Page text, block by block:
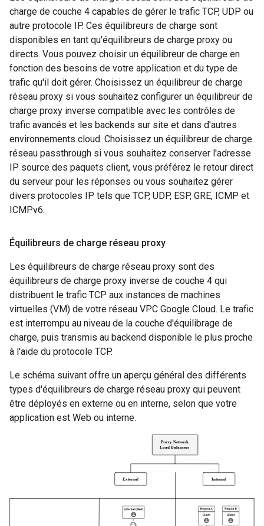
charge de couche 4 capables de gérer le trafic TCP, UDP ou
autre protocole IP. Ces équilibreurs de charge sont
disponibles en tant qu'équilibreurs de charge proxy ou
directs. Vous pouvez choisir un équilibreur de charge en
fonction des besoins de votre application et du type de
trafic qu'il doit gérer. Choisissez un équilibreur de charge
réseau proxy si vous souhaitez configurer un équilibreur de
charge proxy inverse compatible avec les contrôles de
trafic avancés et les backends sur site et dans d'autres
environnements cloud. Choisissez un équilibreur de charge
réseau passthrough si vous souhaitez conserver l'adresse
IP source des paquets client, vous préférez le retour direct
du serveur pour les réponses ou vous souhaitez gérer
divers protocoles IP tels que TCP, UDP, ESP, GRE, ICMP et
ICMPv6.
Équilibreurs de charge réseau proxy
Les équilibreurs de charge réseau proxy sont des
équilibreurs de charge proxy inverse de couche 4 qui
distribuent le trafic TCP aux instances de machines
virtuelles (VM) de votre réseau VPC Google Cloud. Le trafic
est interrompu au niveau de la couche d'équilibrage de
charge, puis transmis au backend disponible le plus proche
à l'aide du protocole TCP.
Le schéma suivant offre un aperçu général des différents
types d'équilibreurs de charge réseau proxy qui peuvent
être déployés en externe ou en interne, selon que votre
application est Web ou interne.